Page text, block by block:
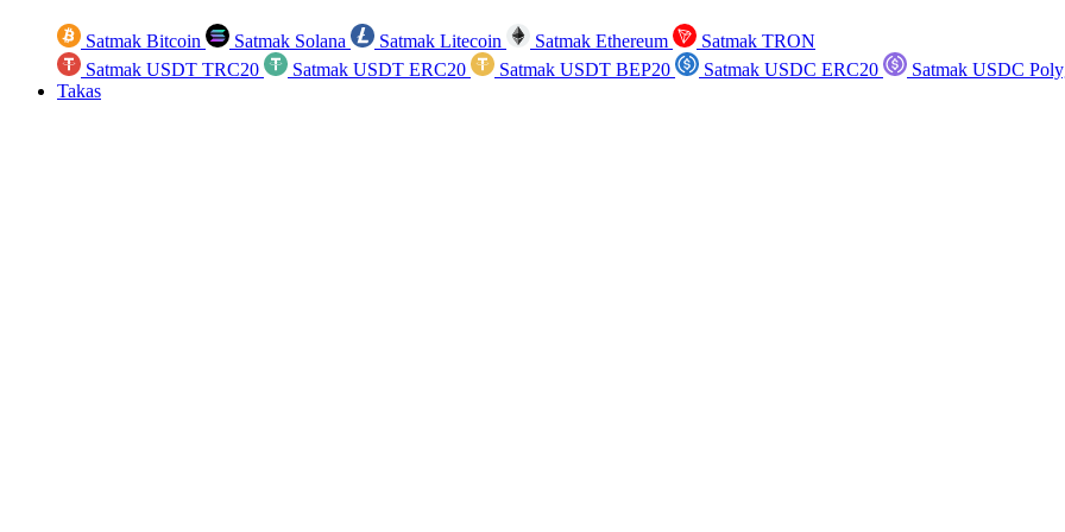
Satmak Bitcoin Satmak Solana Satmak Litecoin Satmak Ethereum
Satmak TRON
Satmak USDT TRC20
Satmak USDT ERC20 Satmak USDT BEP20 Satmak USDC ERC20
Satmak USDC
Takas